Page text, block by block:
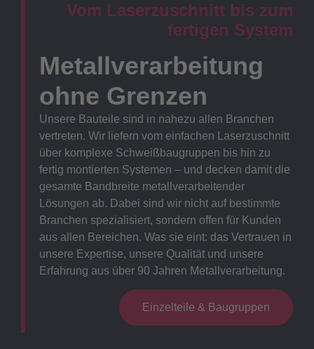
Vom Laserzuschnitt bis zum
fertigen System
Metallverarbeitung
ohne Grenzen
Unsere Bauteile sind in nahezu allen Branchen
vertreten. Wir liefern vom einfachen Laserzuschnitt
über komplexe Schweißbaugruppen bis hin zu
fertig montierten Systemen – und decken damit die
gesamte Bandbreite metallverarbeitender
Lösungen ab. Dabei sind wir nicht auf bestimmte
Branchen spezialisiert, sondern offen für Kunden
aus allen Bereichen. Was sie eint: das Vertrauen in
unsere Expertise, unsere Qualität und unsere
Erfahrung aus über 90 Jahren Metallverarbeitung.
Einzelteile & Baugruppen